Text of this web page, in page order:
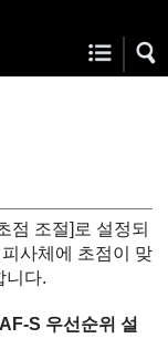
점 조절] 로 설정되
사체에 초점이 맞
니다.
S 우선순위 설